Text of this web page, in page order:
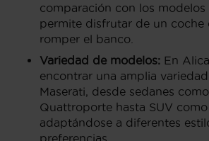
comparación con los modelos
permite disfrutar de un coche
romper el banco.
Variedad de modelos: En
encontrar una amplia
Maserati, desde sedanes
Quattroporte hasta SUV
adaptándose a diferentes
preferencias.